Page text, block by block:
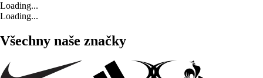
Loading...
Loading...
Všechny naše značky